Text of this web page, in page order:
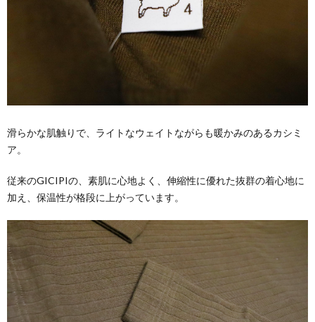
滑らかな肌触りで、ライトなウェイトながらも暖かみのあるカシミ
ア。
従来のGICIPIの、素肌に心地よく、伸縮性に優れた抜群の着心地に
加え、保温性が格段に上がっています。